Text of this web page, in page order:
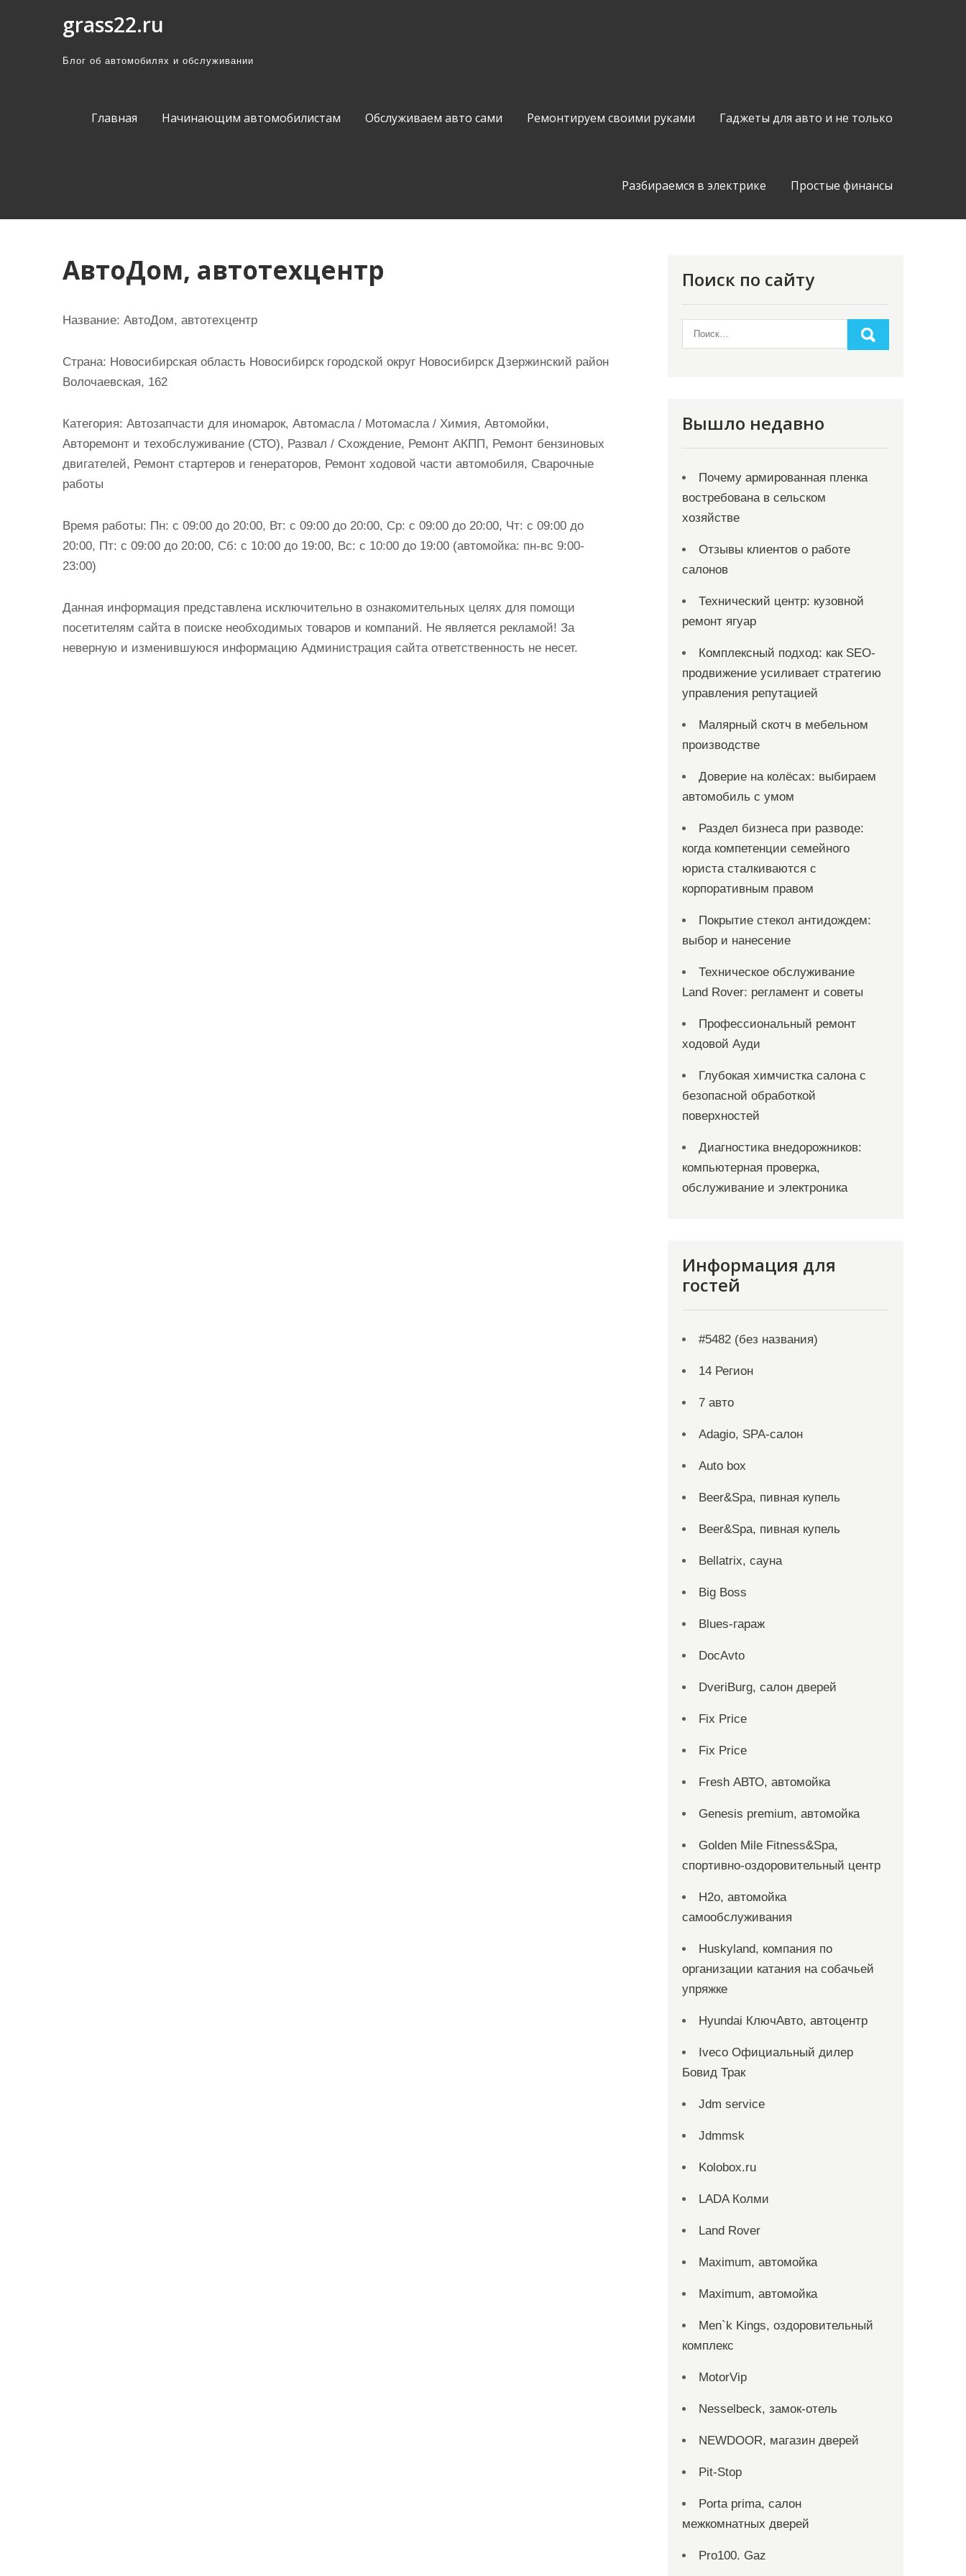
grass22.ru
Блог об автомобилях и обслуживании
Главная Начинающим автомобилистам Обслуживаем авто сами Ремонтируем своими руками Гаджеты для авто и не только
Разбираемся в электрике Простые финансы
АвтоДом, автотехцентр
Название: АвтоДом, автотехцентр
Страна: Новосибирская область Новосибирск городской округ Новосибирск Дзержинский район
Волочаевская, 162
Категория: Автозапчасти для иномарок, Автомасла / Мотомасла / Химия, Автомойки,
Авторемонт и техобслуживание (СТО), Развал / Схождение, Ремонт АКПП, Ремонт бензиновых
двигателей, Ремонт стартеров и генераторов, Ремонт ходовой части автомобиля, Сварочные
работы
Время работы: Пн: с 09:00 до 20:00, Вт: с 09:00 до 20:00, Ср: с 09:00 до 20:00, Чт: с 09:00 до
20:00, Пт: с 09:00 до 20:00, Сб: с 10:00 до 19:00, Вс: с 10:00 до 19:00 (автомойка: пн-вс 9:00-
23:00)
Данная информация представлена исключительно в ознакомительных целях для помощи
посетителям сайта в поиске необходимых товаров и компаний. Не является рекламой! За
неверную и изменившуюся информацию Администрация сайта ответственность не несет.
Поиск по сайту
Вышло недавно
Почему армированная пленка
востребована в сельском
хозяйстве
Отзывы клиентов о работе
салонов
Технический центр: кузовной
ремонт ягуар
Комплексный подход: как SEO-
продвижение усиливает стратегию
управления репутацией
Малярный скотч в мебельном
производстве
Доверие на колёсах: выбираем
автомобиль с умом
Раздел бизнеса при разводе:
когда компетенции семейного
юриста сталкиваются с
корпоративным правом
Покрытие стекол антидождем:
выбор и нанесение
Техническое обслуживание
Land Rover: регламент и советы
Профессиональный ремонт
ходовой Ауди
Глубокая химчистка салона с
безопасной обработкой
поверхностей
Диагностика внедорожников:
компьютерная проверка,
обслуживание и электроника
Информация для
гостей
#5482 (без названия)
14 Регион
7 авто
Adagio, SPA-салон
Auto box
Beer&Spa, пивная купель
Beer&Spa, пивная купель
Bellatrix, сауна
Big Boss
Blues-гараж
DocAvto
DveriBurg, салон дверей
Fix Price
Fix Price
Fresh АВТО, автомойка
Genesis premium, автомойка
Golden Mile Fitness&Spa,
спортивно-оздоровительный центр
H2o, автомойка
самообслуживания
Huskyland, компания по
организации катания на собачьей
упряжке
Hyundai КлючАвто, автоцентр
Iveco Официальный дилер
Бовид Трак
Jdm service
Jdmmsk
Kolobox.ru
LADA Колми
Land Rover
Maximum, автомойка
Maximum, автомойка
Men`k Kings, оздоровительный
комплекс
MotorVip
Nesselbeck, замок-отель
NEWDOOR, магазин дверей
Pit-Stop
Porta prima, салон
межкомнатных дверей
Pro100. Gaz